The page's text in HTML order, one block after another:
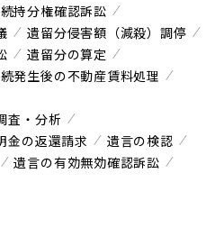
持分権確認訴訟
遺留分侵害額（減殺）調停
遺留分の算定
発生後の不動産賃料処理
査・分析
金の返還請求
遺言の検認
遺言の有効無効確認訴訟